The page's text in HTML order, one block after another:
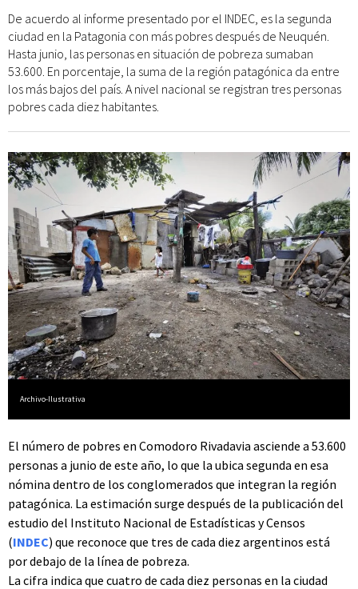
De acuerdo al informe presentado por el INDEC, es la segunda
ciudad en la Patagonia con más pobres después de Neuquén.
Hasta junio, las personas en situación de pobreza sumaban
53.600. En porcentaje, la suma de la región patagónica da entre
los más bajos del país. A nivel nacional se registran tres personas
pobres cada diez habitantes.
Archivo-Ilustrativa
El número de pobres en Comodoro Rivadavia asciende a 53.600
personas a junio de este año, lo que la ubica segunda en esa
nómina dentro de los conglomerados que integran la región
patagónica. La estimación surge después de la publicación del
estudio del Instituto Nacional de Estadísticas y Censos
(INDEC) que reconoce que tres de cada diez argentinos está
por debajo de la línea de pobreza.
La cifra indica que cuatro de cada diez personas en la ciudad